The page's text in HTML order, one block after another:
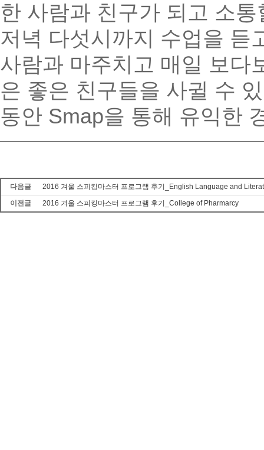
한 사람과 친구가 되고 소
저녁 다섯시까지 수업을 듣
사람과 마주치고 매일 보다
은 좋은 친구들을 사귈 수
동안 Smap을 통해 유익한
다음글
2016 겨울 스피킹마스터 프로그램 후기_English Language and
이전글
2016 겨울 스피킹마스터 프로그램 후기_College of Pharmarcy